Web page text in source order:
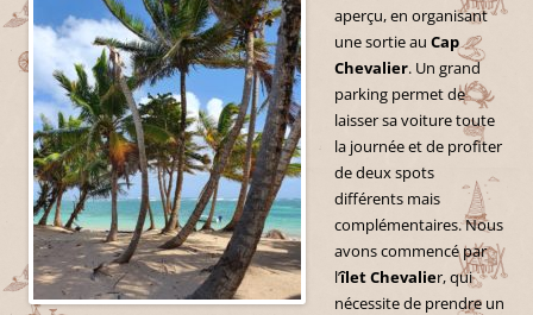
aperçu, en organisant
une sortie au Cap
Chevalier. Un grand
parking permet de
laisser sa voiture toute
la journée et de profiter
de deux spots
différents mais
complémentaires. Nous
avons commencé par
l’îlet Chevalier, qui
nécessite de prendre un